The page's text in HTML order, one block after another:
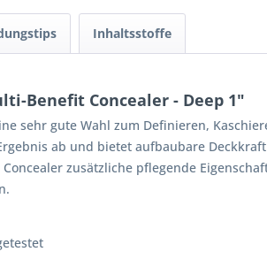
Inhaltsstoffe
Benefit Concealer - Deep 1"
sehr gute Wahl zum Definieren,
ab und bietet aufbaubare
zusätzliche pflegende